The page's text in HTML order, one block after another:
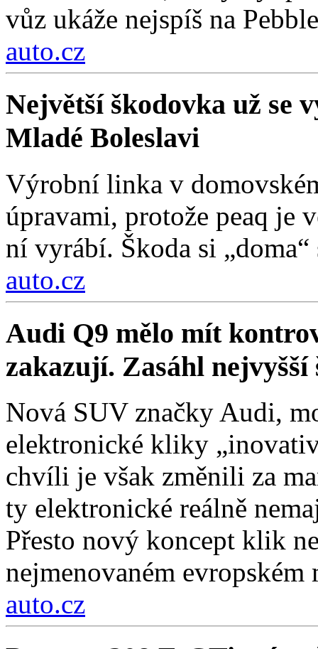
vůz ukáže nejspíš na
auto.cz
Největší škodovka už se
Mladé Boleslavi
Výrobní linka v
úpravami, protože peaq je
ní vyrábí. Škoda si
auto.cz
Audi Q9 mělo mít
zakazují. Zasáhl nejvyšší
Nová SUV značky Audi,
elektronické kliky
chvíli je však změnili za
ty elektronické reálně
Přesto nový koncept klik
nejmenovaném evropském
auto.cz